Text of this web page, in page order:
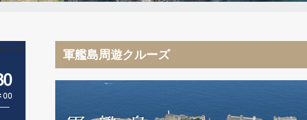
軍艦島周遊クルーズ
の天気